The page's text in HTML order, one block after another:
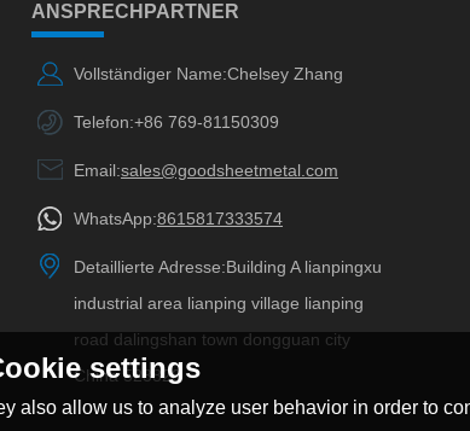
ANSPRECHPARTNER
Vollständiger Name:Chelsey Zhang
Telefon:+86 769-81150309
Email:sales@goodsheetmetal.com
WhatsApp:8615817333574
Detaillierte Adresse:Building A lianpingxu
industrial area lianping village lianping
road dalingshan town dongguan city
China 523820
settings
also allow us to analyze user behavior in order to